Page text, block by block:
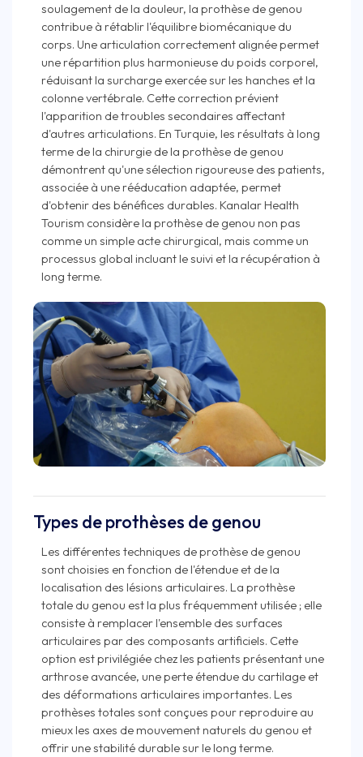
soulagement de la douleur, la prothèse de genou
contribue à rétablir l'équilibre biomécanique du
corps. Une articulation correctement alignée permet
une répartition plus harmonieuse du poids corporel,
réduisant la surcharge exercée sur les hanches et la
colonne vertébrale. Cette correction prévient
l'apparition de troubles secondaires affectant
d'autres articulations. En Turquie, les résultats à long
terme de la chirurgie de la prothèse de genou
démontrent qu'une sélection rigoureuse des patients,
associée à une rééducation adaptée, permet
d'obtenir des bénéfices durables. Kanalar Health
Tourism considère la prothèse de genou non pas
comme un simple acte chirurgical, mais comme un
processus global incluant le suivi et la récupération à
long terme.
Types de prothèses de genou
Les différentes techniques de prothèse de genou
sont choisies en fonction de l'étendue et de la
localisation des lésions articulaires. La prothèse
totale du genou est la plus fréquemment utilisée ; elle
consiste à remplacer l'ensemble des surfaces
articulaires par des composants artificiels. Cette
option est privilégiée chez les patients présentant une
arthrose avancée, une perte étendue du cartilage et
des déformations articulaires importantes. Les
prothèses totales sont conçues pour reproduire au
mieux les axes de mouvement naturels du genou et
offrir une stabilité durable sur le long terme.